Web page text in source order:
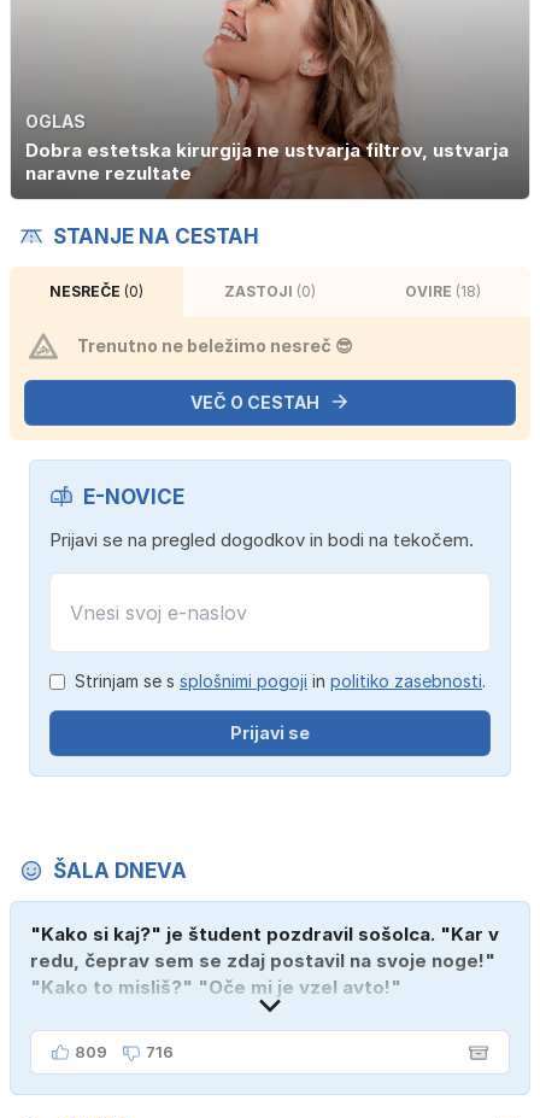
OGLAS
Dobra estetska kirurgija ne ustvarja filtrov, ustvarja
naravne rezultate
STANJE NA CESTAH
NESREČE (0) ZASTOJI (0) OVIRE (18)
Trenutno ne beležimo nesreč 😎
VEČ O CESTAH
E-NOVICE
Prijavi se na pregled dogodkov in bodi na tekočem.
Strinjam se s splošnimi pogoji in politiko zasebnosti.
Prijavi se
ŠALA DNEVA
"Kako si kaj?" je študent pozdravil sošolca. "Kar v
redu, čeprav sem se zdaj postavil na svoje noge!"
"Kako to misliš?" "Oče mi je vzel avto!"
809 716